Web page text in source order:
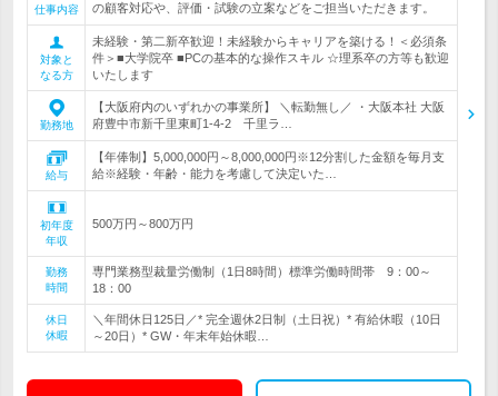
仕事内容
の顧客対応や、評価・試験の立案などをご担当いただきます。
対象と
なる方
未経験・第二新卒歓迎！未経験からキャリアを築ける！＜必須条
件＞■大学院卒 ■PCの基本的な操作スキル ☆理系卒の方等も歓迎
いたします
勤務地
【大阪府内のいずれかの事業所】 ＼転勤無し／ ・大阪本社 大阪
府豊中市新千里東町1-4-2 千里ラ…
給与
【年俸制】5,000,000円～8,000,000円※12分割した金額を毎月支
給※経験・年齢・能力を考慮して決定いた…
初年度
年収
500万円～800万円
勤務
時間
専門業務型裁量労働制（1日8時間）標準労働時間帯 9：00～
18：00
休日
休暇
＼年間休日125日／* 完全週休2日制（土日祝）* 有給休暇（10日
～20日）* GW・年末年始休暇…